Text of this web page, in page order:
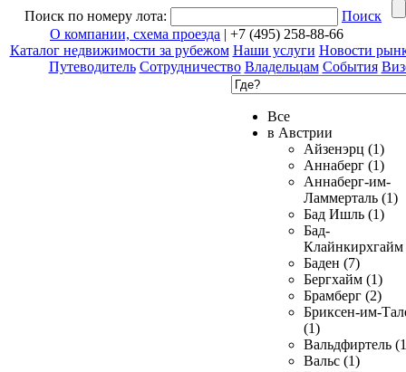
Поиск по номеру лота:
Поиск
О компании, схема проезда | +7 (495) 258-88-66
Каталог недвижимости за рубежом Наши услуги Новости
Путеводитель Сотрудничество Владельцам События
Все
в Австрии
Айзенэрц (1)
Аннаберг (1)
Аннаберг-им-
Ламмерталь (1)
Бад Ишль (1)
Бад-
Клайнкирхгайм
Баден (7)
Бергхайм (1)
Брамберг (2)
Бриксен-им-
(1)
Вальдфиртель
Вальс (1)